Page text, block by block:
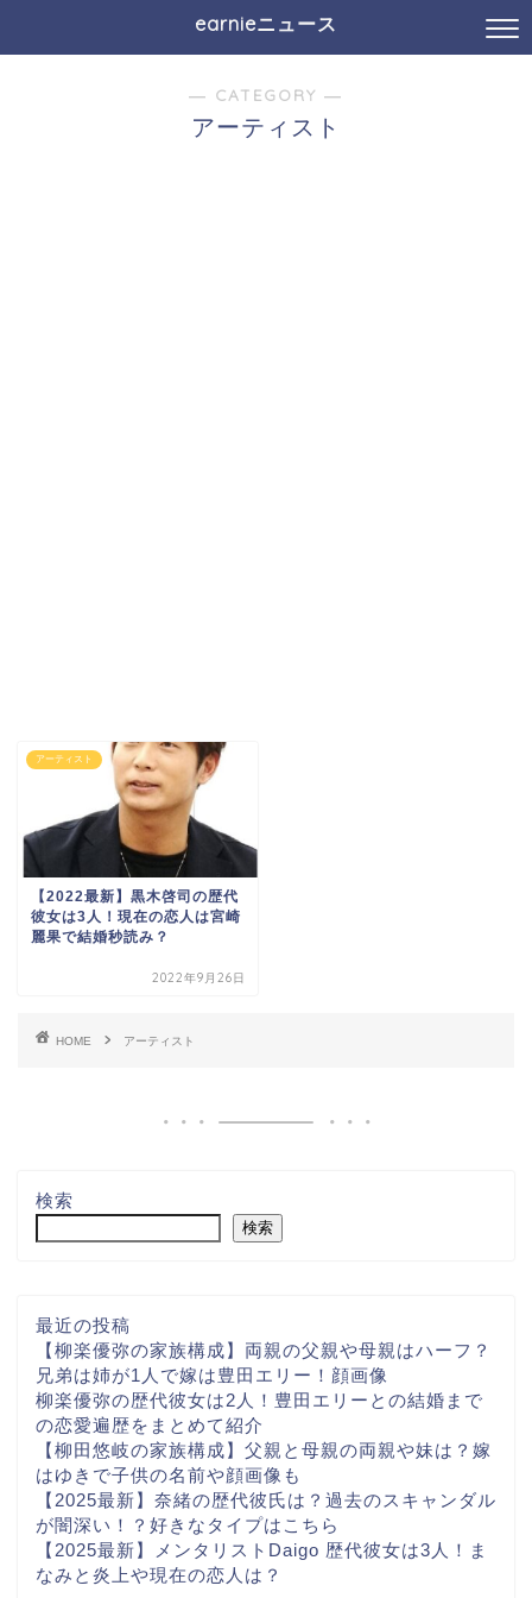
earnieニュース
― CATEGORY ―
アーティスト
アーティスト
【2022最新】黒木啓司の歴代
彼女は3人！現在の恋人は宮崎
麗果で結婚秒読み？
2022年9月26日
HOME アーティスト
検索
検索
最近の投稿
【柳楽優弥の家族構成】両親の父親や母親はハーフ？
兄弟は姉が1人で嫁は豊田エリー！顔画像
柳楽優弥の歴代彼女は2人！豊田エリーとの結婚まで
の恋愛遍歴をまとめて紹介
【柳田悠岐の家族構成】父親と母親の両親や妹は？嫁
はゆきで子供の名前や顔画像も
【2025最新】奈緒の歴代彼氏は？過去のスキャンダル
が闇深い！？好きなタイプはこちら
【2025最新】メンタリストDaigo 歴代彼女は3人！ま
なみと炎上や現在の恋人は？